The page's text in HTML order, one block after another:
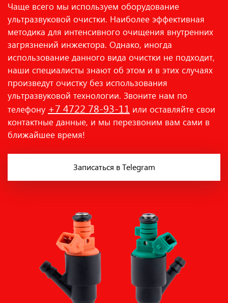
Чаще всего мы используем оборудование
ультразвуковой очистки. Наиболее эффективная
методика для интенсивного очищения внутренних
загрязнений инжектора. Однако, иногда
использование данного вида очистки не подходит,
наши специалисты знают об этом и в этих случаях
произведут очистку без использования
ультразвуковой технологии. Звоните нам по
телефону +7 4722 78-93-11 или оставляйте свои
контактные данные, и мы перезвоним вам сами в
ближайшее время!
Записаться в Telegram